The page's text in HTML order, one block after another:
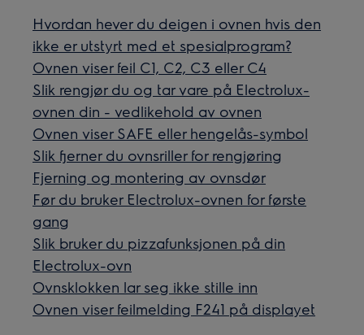
Hvordan hever du deigen i ovnen hvis den
ikke er utstyrt med et spesialprogram?
Ovnen viser feil C1, C2, C3 eller C4
Slik rengjør du og tar vare på Electrolux-
ovnen din - vedlikehold av ovnen
Ovnen viser SAFE eller hengelås-symbol
Slik fjerner du ovnsriller for rengjøring
Fjerning og montering av ovnsdør
Før du bruker Electrolux-ovnen for første
gang
Slik bruker du pizzafunksjonen på din
Electrolux-ovn
Ovnsklokken lar seg ikke stille inn
Ovnen viser feilmelding F241 på displayet